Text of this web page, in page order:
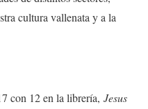
cultura vallenata y a la
con 12 en la librería, Jesus